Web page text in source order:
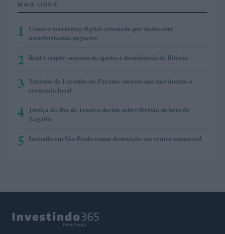
MAIS LIDOS
1
Como o marketing digital orientado por dados está
transformando negócios
2 Real e cripto: semana de ajustes e dominância de Bitcoin
3 Turismo de Lavanda no Paraná: sucesso que movimenta a
economia local
4
Justiça do Rio de Janeiro decide sobre divisão de bens de
Zagallo
5 Incêndio em São Paulo causa destruição em centro comercial